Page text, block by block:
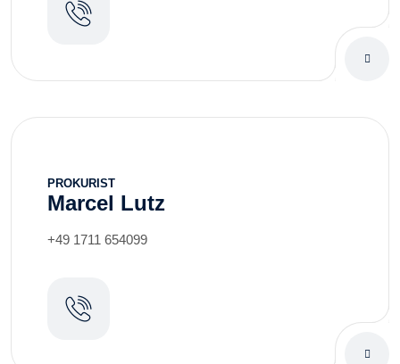
PROKURIST
Marcel Lutz
+49 1711 654099